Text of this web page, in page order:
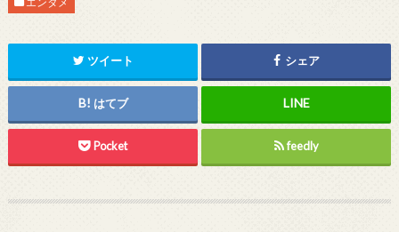
ツイート シェア
はてブ
Pocket feedly